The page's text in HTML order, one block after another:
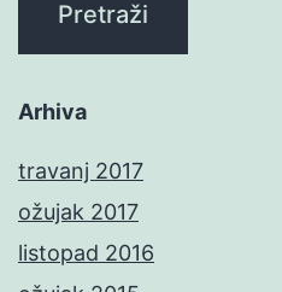
Arhiva
travanj 2017
ožujak 2017
listopad 2016